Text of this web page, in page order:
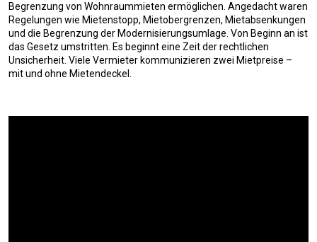
Begrenzung von Wohnraummieten ermöglichen. Angedacht waren
Regelungen wie Mietenstopp, Mietobergrenzen, Mietabsenkungen
und die Begrenzung der Modernisierungsumlage. Von Beginn an ist
das Gesetz umstritten. Es beginnt eine Zeit der rechtlichen
Unsicherheit. Viele Vermieter kommunizieren zwei Mietpreise –
mit und ohne Mietendeckel.